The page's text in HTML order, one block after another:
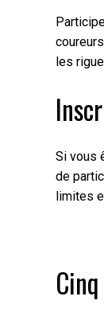
les
Si vous
de
limites